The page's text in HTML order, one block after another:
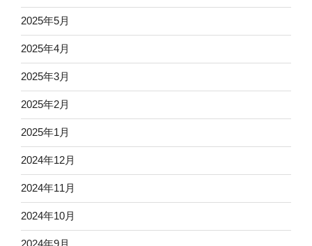
2025年5月
2025年4月
2025年3月
2025年2月
2025年1月
2024年12月
2024年11月
2024年10月